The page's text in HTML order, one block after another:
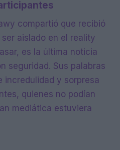
compartió que recibió
aislado en el reality
es la última noticia
seguridad. Sus palabras
incredulidad y sorpresa
quienes no podían
mediática estuviera